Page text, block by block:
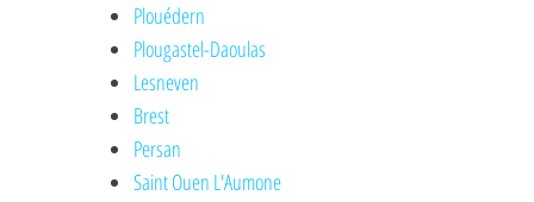
Plouédern
Plougastel-Daoulas
Lesneven
Brest
Persan
Saint Ouen L'Aumone